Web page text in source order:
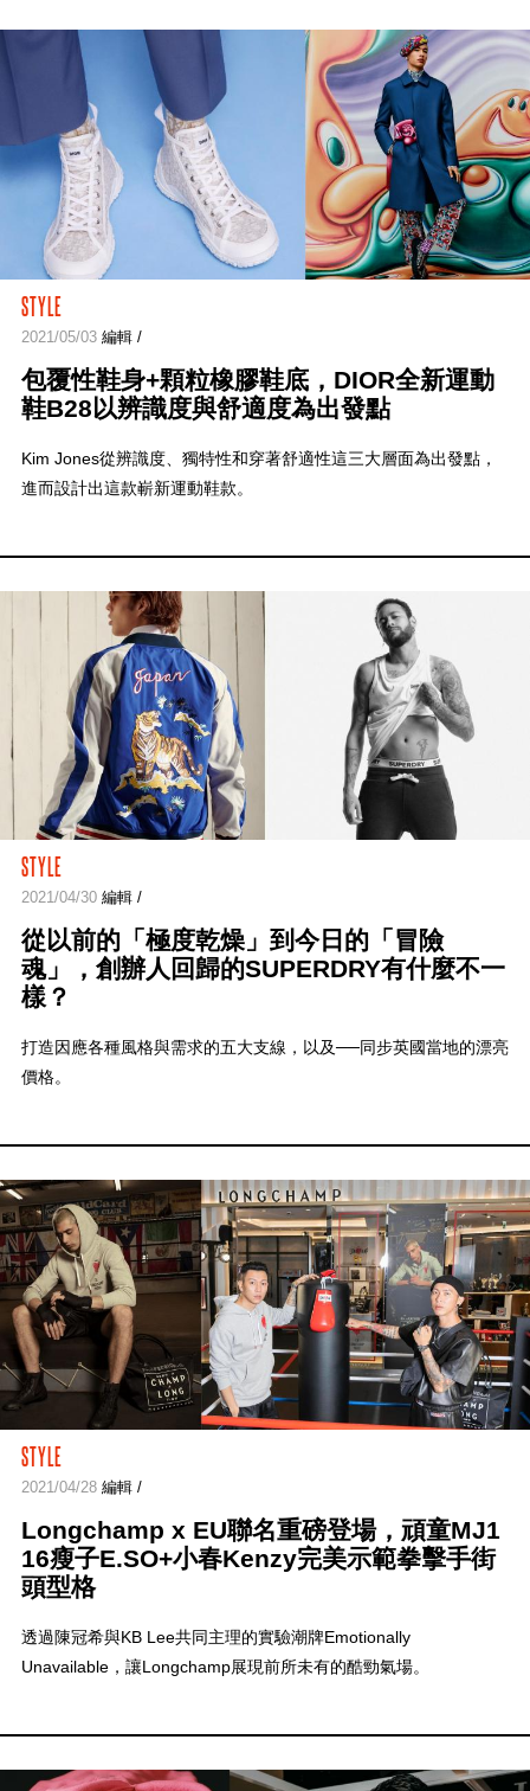
STYLE
2021/05/03編輯 /
包覆性鞋身+顆粒橡膠鞋底，DIOR全新運動
鞋B28以辨識度與舒適度為出發點
Kim Jones從辨識度、獨特性和穿著舒適性這三大層面為出發點，
進而設計出這款嶄新運動鞋款。
STYLE
2021/04/30編輯 /
從以前的「極度乾燥」到今日的「冒險
魂」，創辦人回歸的SUPERDRY有什麼不一
樣？
打造因應各種風格與需求的五大支線，以及──同步英國當地的漂亮
價格。
STYLE
2021/04/28編輯 /
Longchamp x EU聯名重磅登場，頑童MJ1
16瘦子E.SO+小春Kenzy完美示範拳擊手街
頭型格
透過陳冠希與KB Lee共同主理的實驗潮牌Emotionally
Unavailable，讓Longchamp展現前所未有的酷勁氣場。